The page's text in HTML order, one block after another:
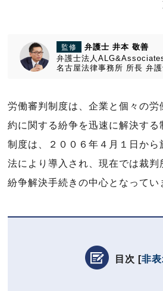
監修
弁護士 井本 敬善
弁護士法人
名古屋法律事務所 所長 弁
労働審判制度は、企業と個々の労
約に関する紛争を迅速に解決する
制度は、２００６年４月１日から
法により導入され、現在では裁判
紛争解決手続きの中心となってい
目次 [非